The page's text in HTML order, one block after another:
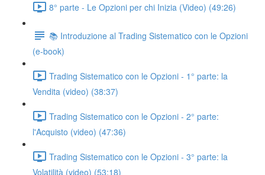
8° parte - Le Opzioni per chi Inizia (Video) (49:26)
📚 Introduzione al Trading Sistematico con le Opzioni
(e-book)
Trading Sistematico con le Opzioni - 1° parte: la
Vendita (video) (38:37)
Trading Sistematico con le Opzioni - 2° parte:
l'Acquisto (video) (47:36)
Trading Sistematico con le Opzioni - 3° parte: la
Volatilità (video) (53:18)